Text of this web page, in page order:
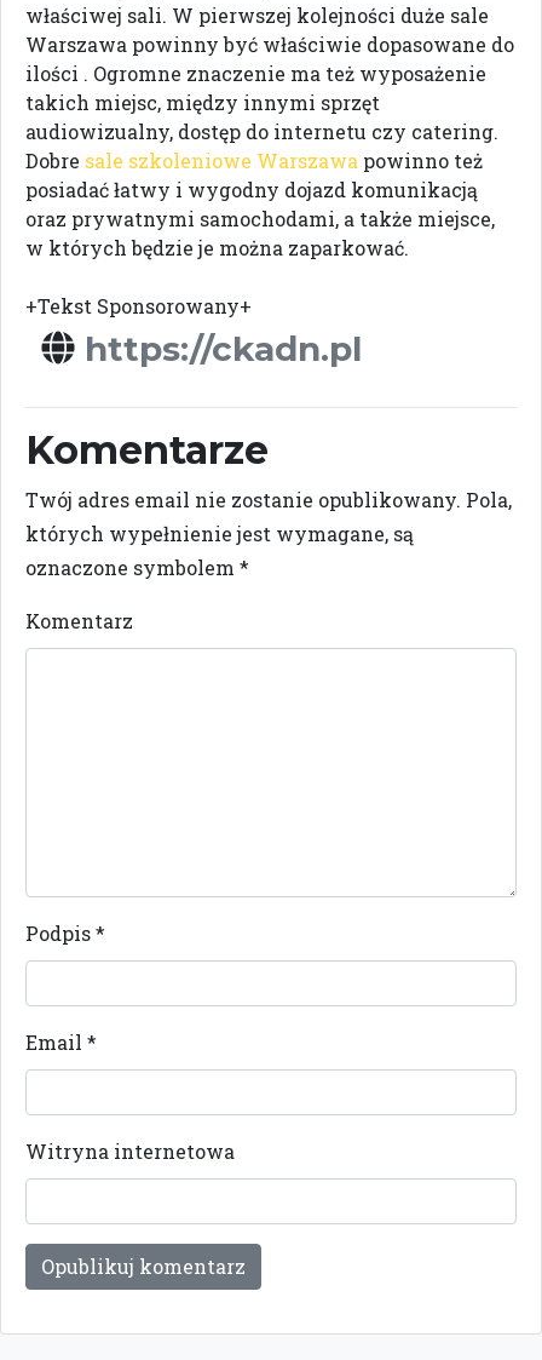
właściwej sali. W pierwszej kolejności duże sale
Warszawa powinny być właściwie dopasowane do
ilości . Ogromne znaczenie ma też wyposażenie
takich miejsc, między innymi sprzęt
audiowizualny, dostęp do internetu czy catering.
Dobre sale szkoleniowe Warszawa powinno też
posiadać łatwy i wygodny dojazd komunikacją
oraz prywatnymi samochodami, a także miejsce,
w których będzie je można zaparkować.
+Tekst Sponsorowany+
https://ckadn.pl
Komentarze
Twój adres email nie zostanie opublikowany. Pola,
których wypełnienie jest wymagane, są
oznaczone symbolem *
Komentarz
Podpis*
Email *
Witryna internetowa